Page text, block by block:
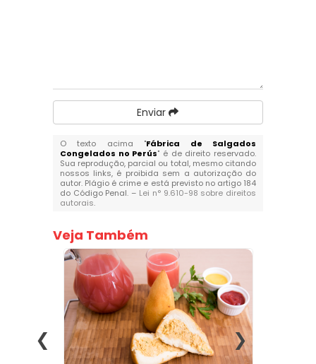
Enviar
O texto acima "Fábrica de Salgados
Congelados no Perús" é de direito reservado.
Sua reprodução, parcial ou total, mesmo citando
nossos links, é proibida sem a autorização do
autor. Plágio é crime e está previsto no artigo 184
do Código Penal. – Lei n° 9.610-98 sobre direitos
autorais.
Veja Também